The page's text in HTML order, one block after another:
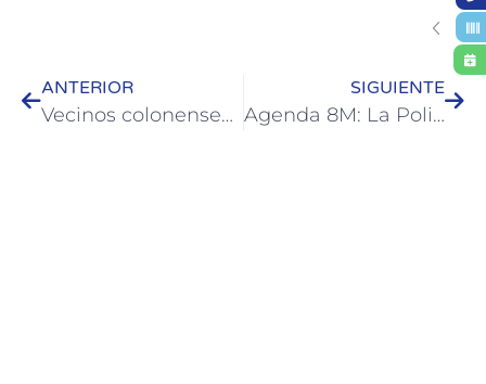
ANTERIOR
Vecinos colonenses se capacitaron para obtener carnet de manipulación de alimentos
SIGUIENTE
Agenda 8M: La Policía de Colón se capacitó en la prevención y abordaje de Violencias